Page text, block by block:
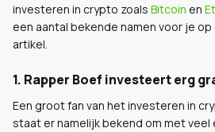
investeren in crypto zoals Bitcoin en
een aantal bekende namen voor je
artikel.
1. Rapper Boef investeert erg
Een groot fan van het investeren in
staat er namelijk bekend om met veel